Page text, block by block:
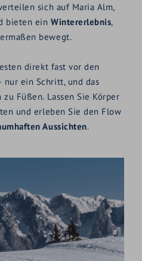
sich auf Maria Alm,
bieten einWintererlebnis,
bewegt.
direkt fast vor den
nur ein Schritt, und das
Füßen. Lassen Sie Körper
und erleben Sie den Flow
Aussichten.